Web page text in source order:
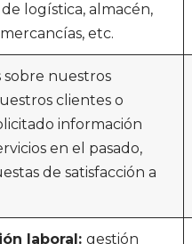
logística, almacén,
etc.
sobre nuestros
clientes o
información
en el pasado,
de satisfacción a
laboral: gestión